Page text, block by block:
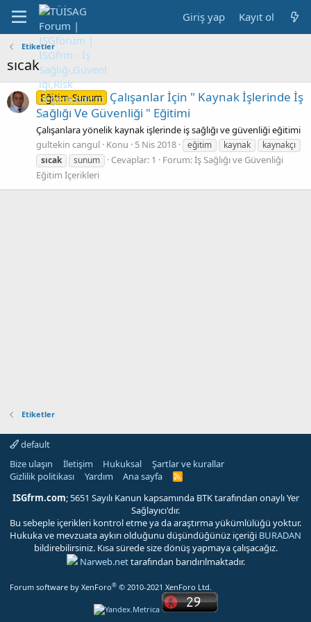
Giriş yap Kayıt ol
Etiketler
sıcak
Eğitim-Sunum Çalışanlar İçin " Kaynak İşlerinde İş
Sağlığı Ve Güvenliği " Eğitimi
Çalışanlara yönelik kaynak işlerinde iş sağlığı ve güvenliği eğitimi
gultekin cangul Konu 5 Nis 2018 eğitim kaynak
kaynakçı
sıcak
sunum Cevaplar: 1 Forum:İş Sağlığı ve Güvenliği
Eğitim İçerikleri
Etiketler
default
Bize ulaşın
İletişim Hukuksal
Şartlar ve kurallar
Gizlilik politikası
Yardım Ana sayfa
R
S
ISGfrm.com; 5651 Sayılı Kanun kapsamında BTK tarafından onaylı Yer
Sağlayıcı'dır.
Bu sebeple içerikleri kontrol etme ya da araştırma yükümlülüğü yoktur.
Hukuka ve mevzuata aykırı olduğunu düşündüğünüz içeriği BURADAN
bildirebilirsiniz. Kısa sürede size dönüş yapmaya çalışacağız.
Narweb.nettarafından barıdırılmaktadır.
Forum software by XenForo® © 2010-2021 XenForo Ltd.